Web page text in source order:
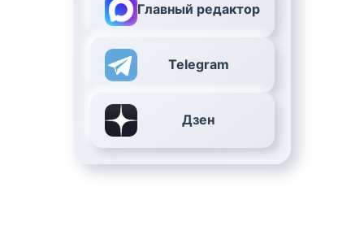
Главный редактор
Telegram
Дзен